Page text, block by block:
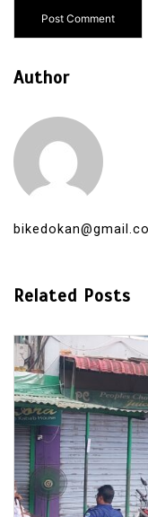
Author
Related Posts